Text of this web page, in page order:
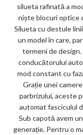
silueta rafinată a
niște blocuri optice
Silueta cu destule
un model în care,
termeni de design.
conducătorului auto
mod constant cu
Grație unei
parbrizului, aceste
automat fasciculul
Sub capotă avem
generație. Pentru o